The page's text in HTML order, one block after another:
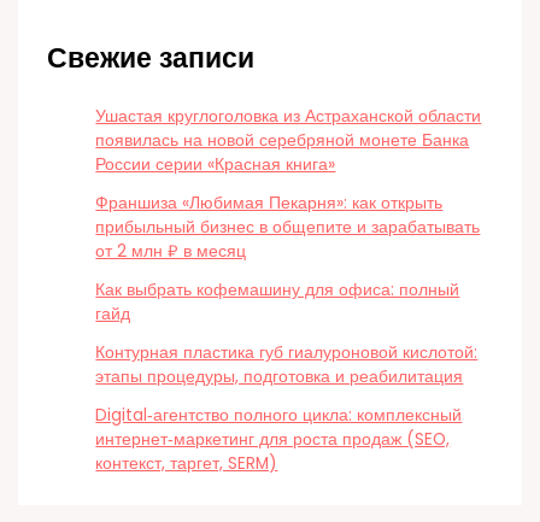
Свежие записи
Ушастая круглоголовка из Астраханской области
появилась на новой серебряной монете Банка
России серии «Красная книга»
Франшиза «Любимая Пекарня»: как открыть
прибыльный бизнес в общепите и зарабатывать
от 2 млн ₽ в месяц
Как выбрать кофемашину для офиса: полный
гайд
Контурная пластика губ гиалуроновой кислотой:
этапы процедуры, подготовка и реабилитация
Digital‑агентство полного цикла: комплексный
интернет‑маркетинг для роста продаж (SEO,
контекст, таргет, SERM)